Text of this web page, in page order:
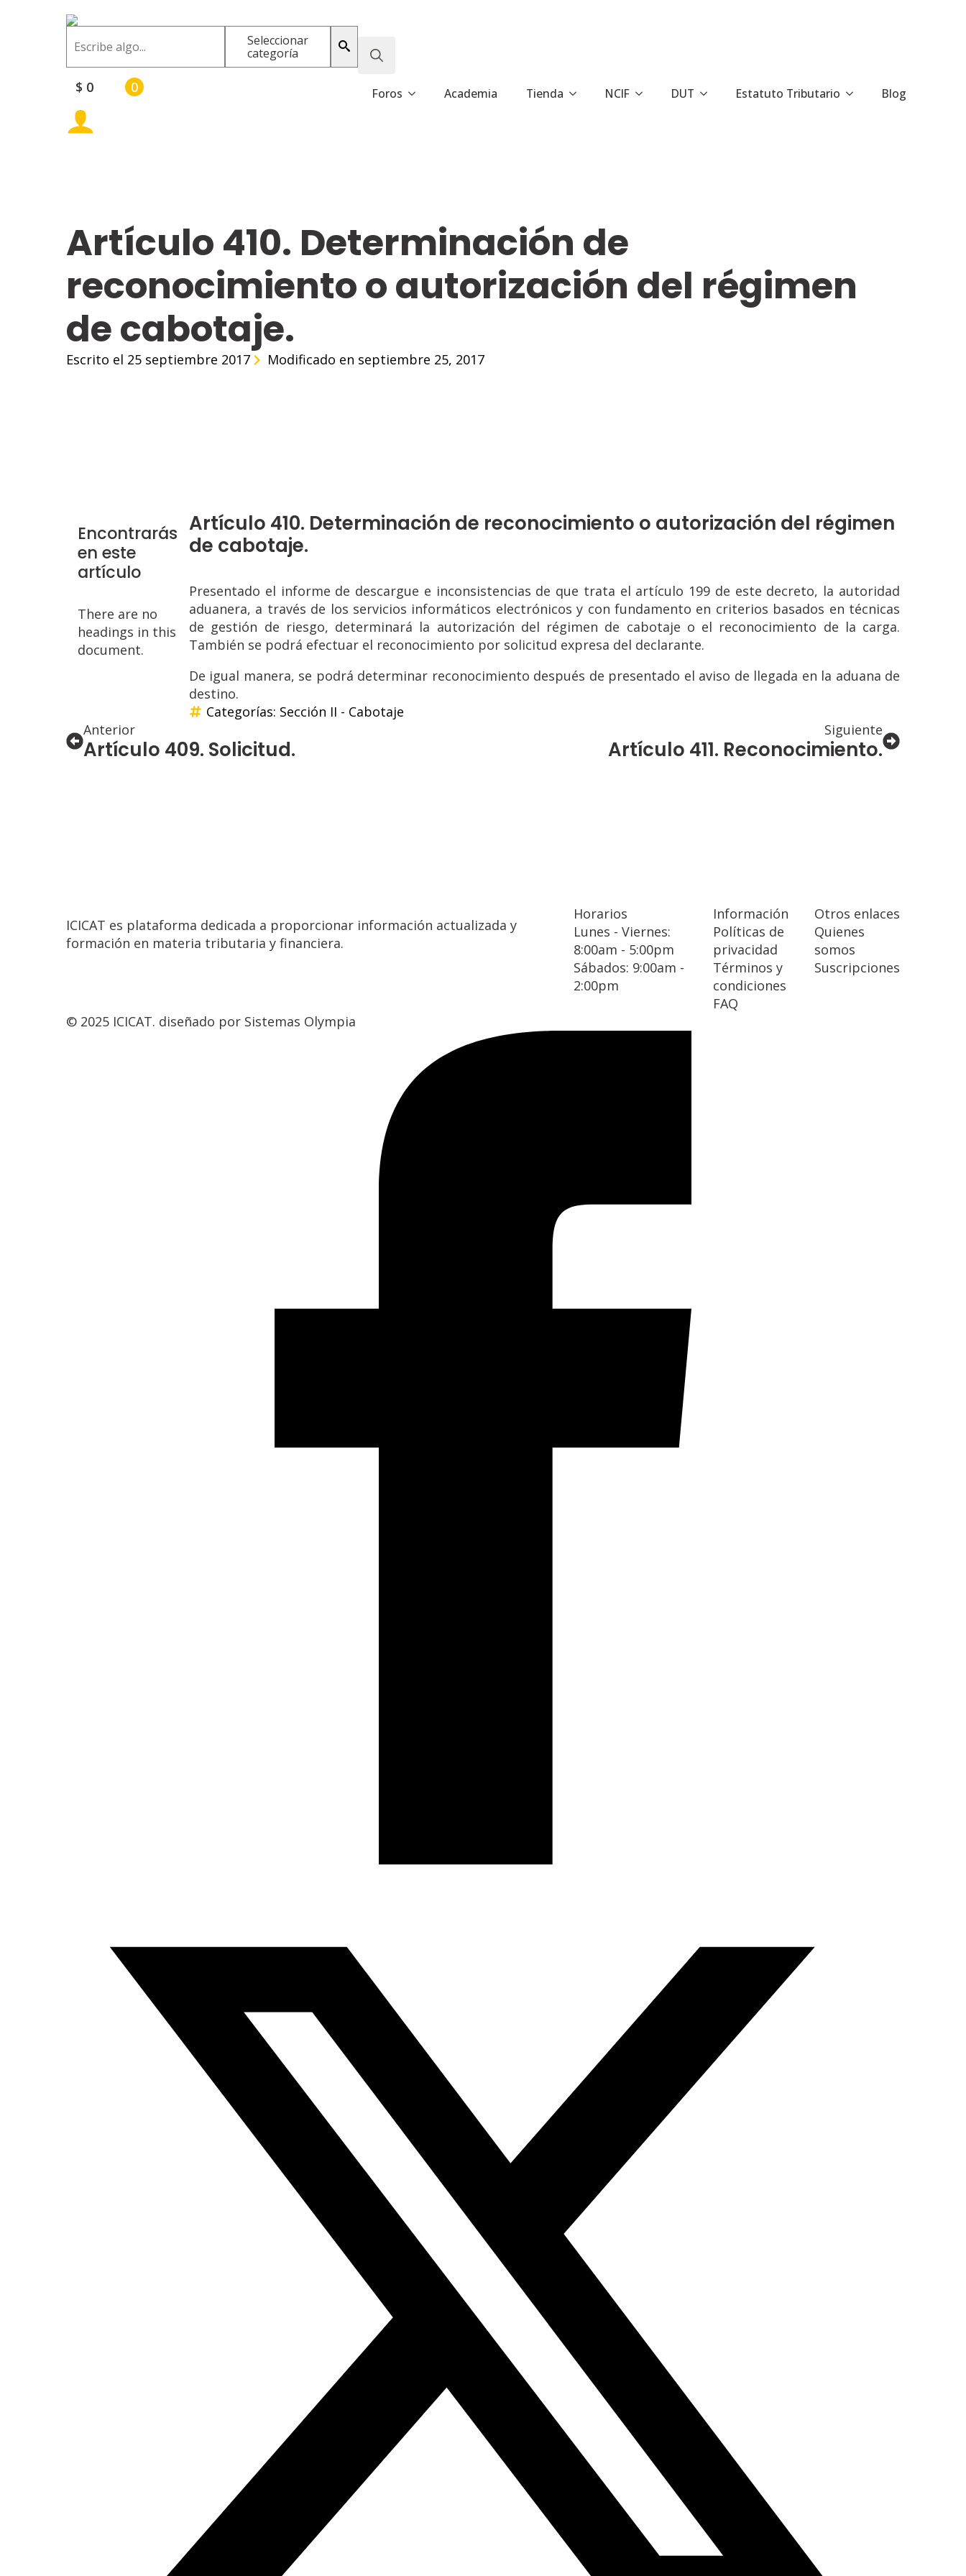
Seleccionar
categoría
$ 0 0
for:Foros Academia Tienda NCIF DUT Estatuto Tributario Blog
Artículo 410. Determinación de
reconocimiento o autorización del régimen
de cabotaje.
Escrito el 25 septiembre 2017 Modificado en septiembre 25, 2017
Encontrarás
en este
artículo
There are no
headings in this
document.
Artículo 410. Determinación de reconocimiento o autorización del régimen
de cabotaje.
Presentado el informe de descargue e inconsistencias de que trata el artículo 199 de este decreto, la autoridad
aduanera, a través de los servicios informáticos electrónicos y con fundamento en criterios basados en técnicas
de gestión de riesgo, determinará la autorización del régimen de cabotaje o el reconocimiento de la carga.
También se podrá efectuar el reconocimiento por solicitud expresa del declarante.
De igual manera, se podrá determinar reconocimiento después de presentado el aviso de llegada en la aduana de
destino.
Categorías: Sección II - Cabotaje
Anterior
Artículo 409. Solicitud.
Siguiente
Artículo 411. Reconocimiento.
ICICAT es plataforma dedicada a proporcionar información actualizada y
formación en materia tributaria y financiera.
Horarios
Lunes - Viernes:
8:00am - 5:00pm
Sábados: 9:00am -
2:00pm
Información
Políticas de
privacidad
Términos y
condiciones
FAQ
Otros enlaces
Quienes
somos
Suscripciones
© 2025 ICICAT. diseñado por Sistemas Olympia